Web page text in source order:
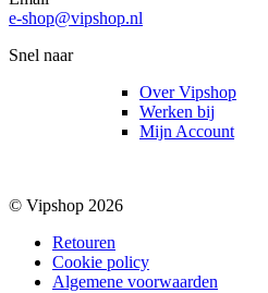
e-shop@vipshop.nl
Snel naar
Over Vipshop
Werken bij
Mijn Account
© Vipshop 2026
Retouren
Cookie policy
Algemene voorwaarden